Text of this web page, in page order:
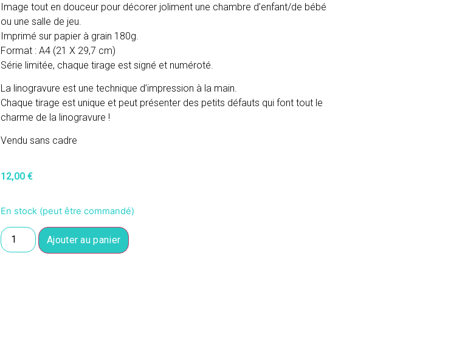
Image tout en douceur pour décorer joliment une chambre d’enfant/de bébé
ou une salle de jeu.
Imprimé sur papier à grain 180g.
Format : A4 (21 X 29,7 cm)
Série limitée, chaque tirage est signé et numéroté.
La linogravure est une technique d’impression à la main.
Chaque tirage est unique et peut présenter des petits défauts qui font tout le
charme de la linogravure !
Vendu sans cadre
12,00 €
En stock (peut être commandé)
Ajouter au panier